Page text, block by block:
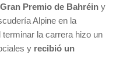
Gran Premio de Bahréin y
Alpine en la
terminar la carrera hizo un
y recibió un